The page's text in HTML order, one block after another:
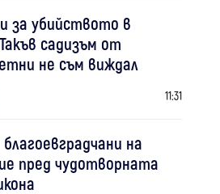
за убийството в
садизъм от
не съм виждал
11:31
на
пред чудотворната